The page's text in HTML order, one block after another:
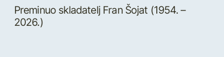
Preminuo skladatelj Fran Šojat (1954. –
2026.)